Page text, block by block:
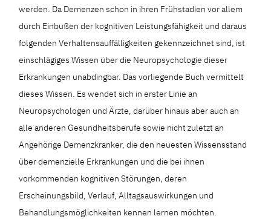
werden. Da Demenzen schon in ihren Frühstadien vor allem
durch Einbußen der kognitiven Leistungsfähigkeit und daraus
folgenden Verhaltensauffälligkeiten gekennzeichnet sind, ist
einschlägiges Wissen über die Neuropsychologie dieser
Erkrankungen unabdingbar. Das vorliegende Buch vermittelt
dieses Wissen. Es wendet sich in erster Linie an
Neuropsychologen und Ärzte, darüber hinaus aber auch an
alle anderen Gesundheitsberufe sowie nicht zuletzt an
Angehörige Demenzkranker, die den neuesten Wissensstand
über demenzielle Erkrankungen und die bei ihnen
vorkommenden kognitiven Störungen, deren
Erscheinungsbild, Verlauf, Alltagsauswirkungen und
Behandlungsmöglichkeiten kennen lernen möchten.